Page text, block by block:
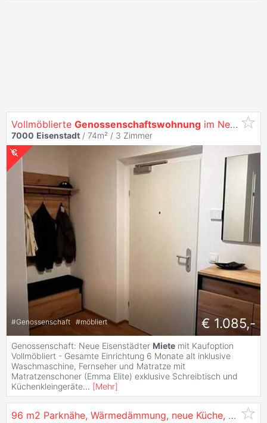
Vollmöblierte Genossenschaftswohnung im Neuzustand
7000 Eisenstadt / 74m² / 3 Zimmer
#Genossenschaft #möbliert € 1.085,-
Genossenschaft: Neue Eisenstädter Miete mit Kaufoption
Vollmöbliert - Gesamte Einrichtung 6 Monate alt inklusive
Waschmaschine, Fernseher und Matratze mit
Matratzenschoner (Emma Elite) exklusive Schreibtisch und
Küchenkleingeräte... [Mehr]
96 m2 Parknähe, Wärmedämmung, neue Küche, ev. WG 2 Pers., ev. teilbar